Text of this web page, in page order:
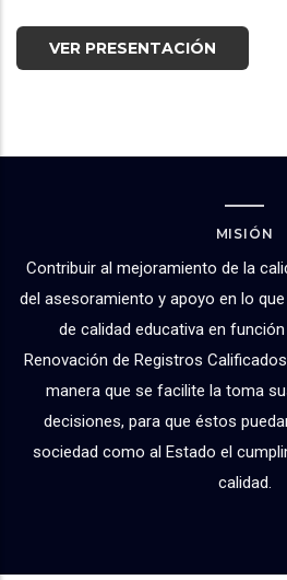
VER PRESENTACIÓN
MISIÓN
Contribuir al mejoramiento de la
del asesoramiento y apoyo en lo
de calidad educativa en
Renovación de Registros
manera que se facilite la toma
decisiones, para que éstos
sociedad como al Estado el
calidad.